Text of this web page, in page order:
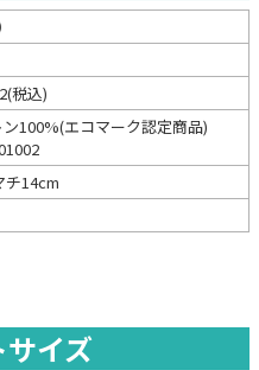
税込)
100%(エコマーク認定商品)
14cm
イズ